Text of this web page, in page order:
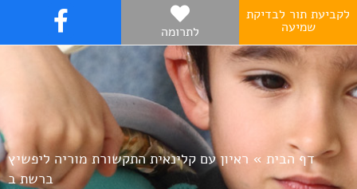
לקביעת תור לבדיקת
שמיעה לתרומה
דף הבית » ראיון עם קלינאית התקשורת מוריה ליפשיץ
ברשת ב